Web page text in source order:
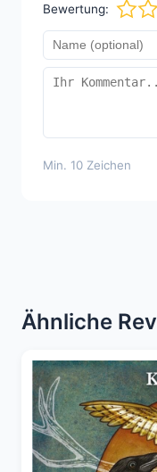
Bewertung:
Min. 10 Zeichen
Ähnliche